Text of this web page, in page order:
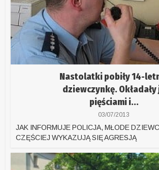
Nastolatki pobiły 14-
dziewczynkę. Okładały
pięściami i...
03/07/2013
JAK INFORMUJE POLICJA, MŁODE
CZĘŚCIEJ WYKAZUJĄ SIĘ AGRESJĄ